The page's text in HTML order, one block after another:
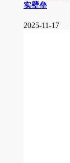
实壁垒
2025-11-17